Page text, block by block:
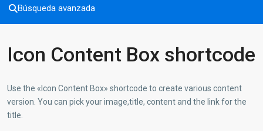
Búsqueda avanzada
Icon Content Box shortcode
Use the «Icon Content Box» shortcode to create various content
version. You can pick your image,title, content and the link for the
title.